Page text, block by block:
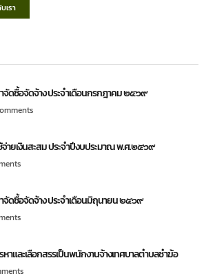
เรา
ดซื้อจัดจ้าง ประจำเดือนกรกฎาคม ๒๕๖๙
จ่ายเงินสะสม ประจำปีงบประมาณ พ.ศ.๒๕๖๙
ดซื้อจัดจ้าง ประจำเดือนมิถุนายน ๒๕๖๙
หาและเลือกสรรเป็นพนักงานจ้างเทศบาลตำบลชำฆ้อ